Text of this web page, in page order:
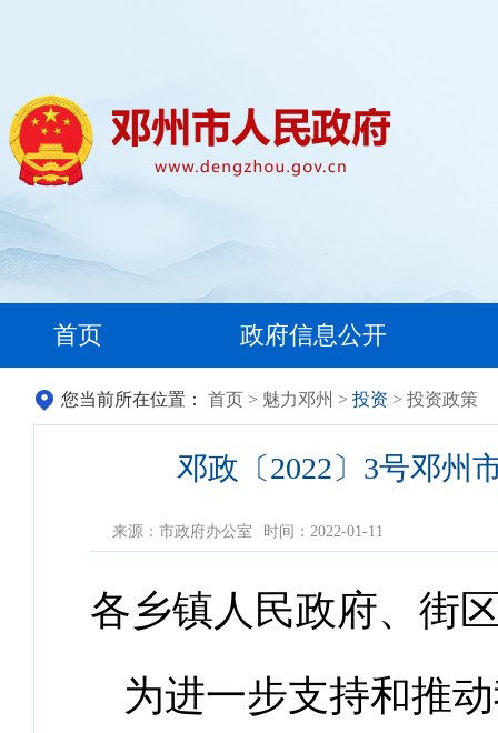
首页 政府信息公开
您当前所在位置： 首页 > 魅力邓州 > 投资 > 投资政策
邓政〔2022〕3号邓州
来源：市政府办公室 时间：2022-01-11
各乡镇人民政府、街
为进一步支持和推